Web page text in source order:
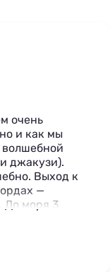
очень
и как мы
джакузи).
Выход к
—
До моря 3
нам,
Большое
Пожалели